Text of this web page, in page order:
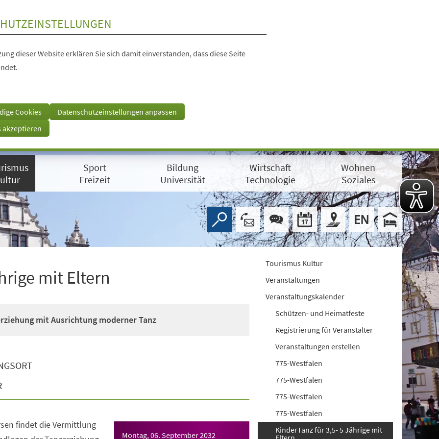
dieser Website erklären Sie sich damit einverstanden, dass diese Seite
Cookies
Datenschutzeinstellungen anpassen
akzeptieren
Sport
Freizeit
Bildung
Universität
Wirtschaft
Technologie
Wohnen
Soziales
mit Eltern
mit Ausrichtung moderner Tanz
Montag, 06. September 2032
findet die Vermittlung
Tourismus Kultur
Veranstaltungen
Veranstaltungskalender
Schützen- und Heimatfeste
Registrierung für Veranstalter
Veranstaltungen erstellen
775-Westfalen
775-Westfalen
775-Westfalen
775-Westfalen
KinderTanz für 3,5- 5 Jährige mit